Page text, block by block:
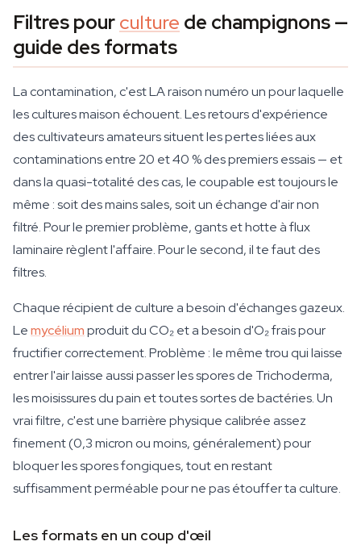
Filtres pourculture de champignons —
guide des formats
La contamination, c'est LA raison numéro un pour laquelle
les cultures maison échouent. Les retours d'expérience
des cultivateurs amateurs situent les pertes liées aux
contaminations entre 20 et 40 % des premiers essais — et
dans la quasi-totalité des cas, le coupable est toujours le
même : soit des mains sales, soit un échange d'air non
filtré. Pour le premier problème, gants et hotte à flux
laminaire règlent l'affaire. Pour le second, il te faut des
filtres.
Chaque récipient de culture a besoin d'échanges gazeux.
Lemycéliumproduit du CO₂ et a besoin d'O₂ frais pour
fructifier correctement. Problème : le même trou qui laisse
entrer l'air laisse aussi passer les spores de Trichoderma,
les moisissures du pain et toutes sortes de bactéries. Un
vrai filtre, c'est une barrière physique calibrée assez
finement (0,3 micron ou moins, généralement) pour
bloquer les spores fongiques, tout en restant
suffisamment perméable pour ne pas étouffer ta culture.
Les formats en un coup d'œil